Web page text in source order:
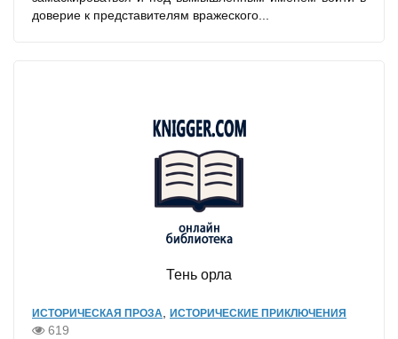
доверие к представителям вражеского...
Тень орла
ИСТОРИЧЕСКАЯ ПРОЗА ИСТОРИЧЕСКИЕ ПРИКЛЮЧЕНИЯ
619